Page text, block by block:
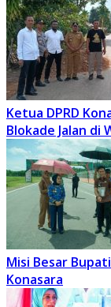
Ketua DPRD
Blokade Jalan di
Misi Besar
Konasara